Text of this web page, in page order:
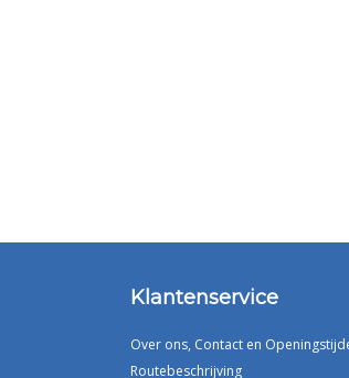
Klantenservice
Over ons, Contact en
Routebeschrijving